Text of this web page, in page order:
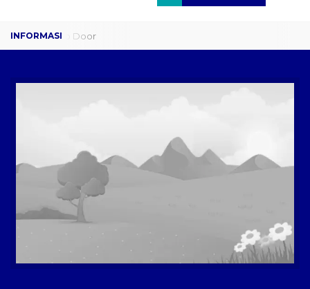
Travel Door to Door
Paket Kilat
Pengiriman Barang